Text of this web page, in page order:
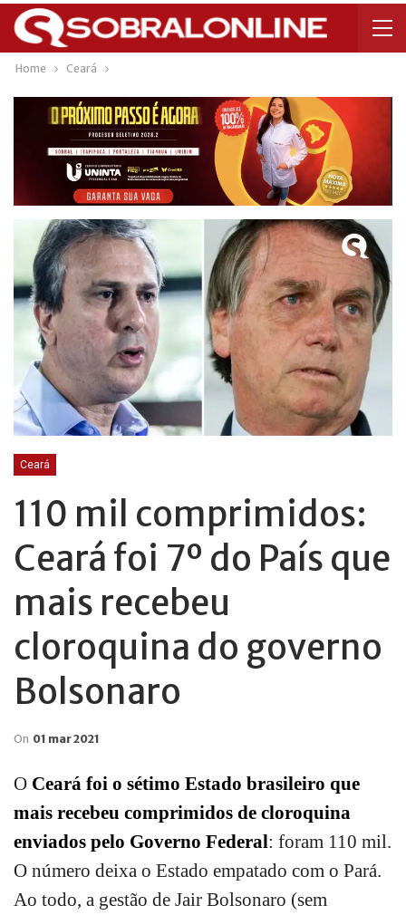
Home Ceará
Ceará
110 mil comprimidos:
Ceará foi 7º do País que
mais recebeu
cloroquina do governo
Bolsonaro
On 01 mar 2021
O Ceará foi o sétimo Estado brasileiro que
mais recebeu comprimidos de cloroquina
enviados pelo Governo Federal: foram 110 mil.
O número deixa o Estado empatado com o Pará.
Ao todo, a gestão de Jair Bolsonaro (sem